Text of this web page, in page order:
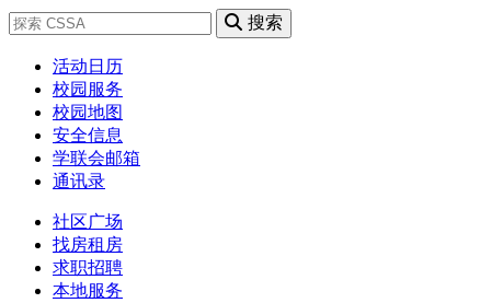
搜索
活动日历
校园服务
校园地图
安全信息
学联会邮箱
通讯录
社区广场
找房租房
求职招聘
本地服务